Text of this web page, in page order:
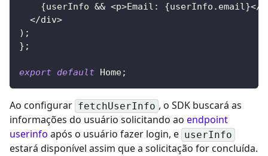
{userInfo && <p>Email : {userInfo . email}</
</div>
) ;
} ;
export default Home;
Ao configurar fetchUserInfo , o SDK buscará as
informações do usuário solicitando ao endpoint
userinfo após o usuário fazer login, e userInfo
estará disponível assim que a solicitação for concluída.